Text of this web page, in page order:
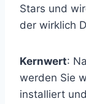
Stars und
der wirklich
Kernwert:
werden Sie
installiert